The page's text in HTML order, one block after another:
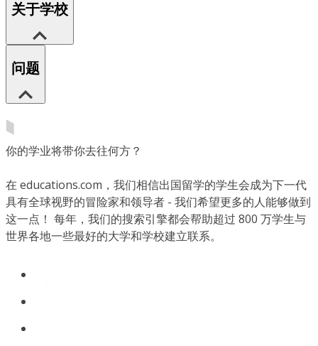
关于学校
问题
你的学业将带你去往何方？
在 educations.com，我们相信出国留学的学生会成为下一代
具有全球视野的冒险家和领导者 - 我们希望更多的人能够做到
这一点！ 每年，我们的搜索引擎都会帮助超过 800 万学生与
世界各地一些最好的大学和学校建立联系。